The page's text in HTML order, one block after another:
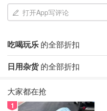
打开App写评论
吃喝玩乐 的全部折扣
日用杂货的全部折扣
大家都在抢
1